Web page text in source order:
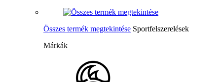
Összes termék megtekintése Sportfelszerelések
Márkák